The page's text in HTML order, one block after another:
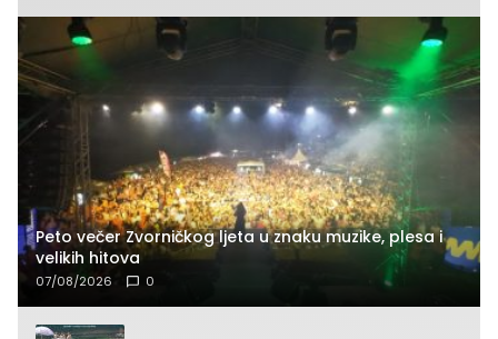
Peto večer Zvorničkog ljeta u znaku muzike, plesa i
velikih hitova
07/08/2026 0